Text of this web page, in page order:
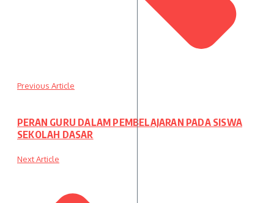
Previous Article
PERAN GURU DALAM PEMBELAJARAN PADA SISWA
SEKOLAH DASAR
Next Article